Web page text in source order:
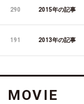
290 2015年の記事
191 2013年の記事
MOVIE